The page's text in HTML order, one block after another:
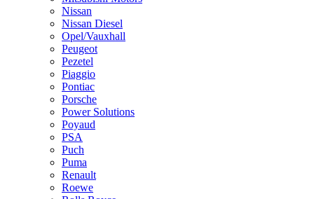
Nissan
Nissan Diesel
Opel/Vauxhall
Peugeot
Pezetel
Piaggio
Pontiac
Porsche
Power Solutions
Poyaud
PSA
Puch
Puma
Renault
Roewe